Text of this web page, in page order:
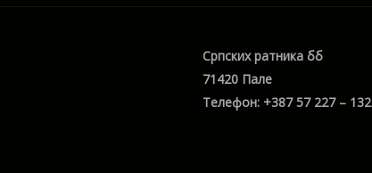
Српских ратника бб
71420 Пале
Телефон: +387 57 227 – 132